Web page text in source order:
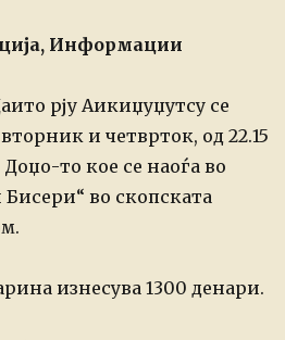
Информации
рју Аикиџуџутсу се
и четврток, од 22.15
Доџо-то кое се наоѓа во
во скопската
изнесува 1300 денари.